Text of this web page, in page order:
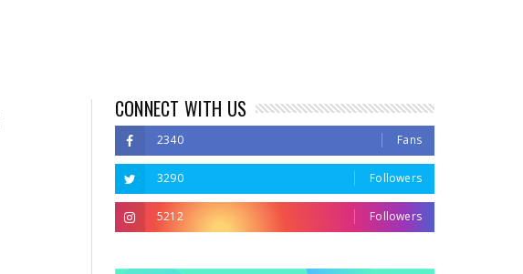
CONNECT WITH US
2340 Fans
3290 Followers
5212 Followers